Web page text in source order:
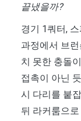
끝냈을까?
경기 1쿼터,
과정에서 브런
치 못한 충돌
접촉이 아닌
시 다리를 붙
뒤 라커룸으